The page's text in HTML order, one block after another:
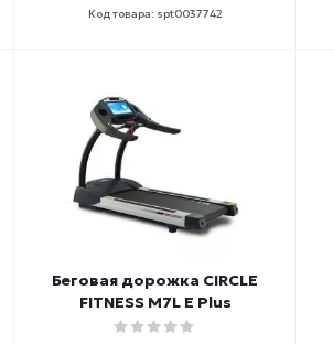
Код товара: spt0037742
Беговая дорожка CIRCLE
FITNESS M7L E Plus